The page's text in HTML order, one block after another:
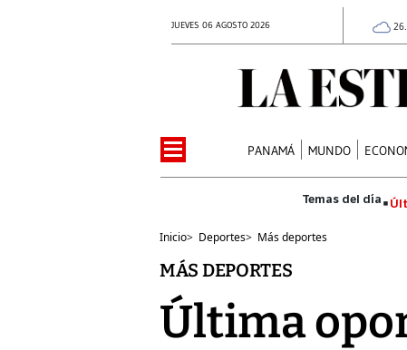
JUEVES 06 AGOSTO 2026
PANAMÁ MUNDO
Inicio> Deportes> Más deportes
MÁS DEPORTES
Última